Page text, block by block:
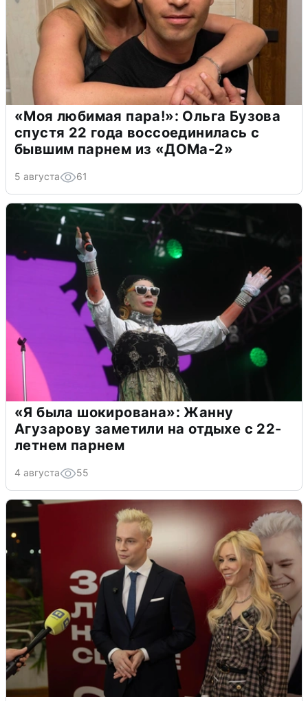
«Моя любимая пара!»: Ольга Бузова
спустя 22 года воссоединилась с
бывшим парнем из «ДОМа-2»
5 августа 61
«Я была шокирована»: Жанну
Агузарову заметили на отдыхе с 22-
летнем парнем
4 августа 55